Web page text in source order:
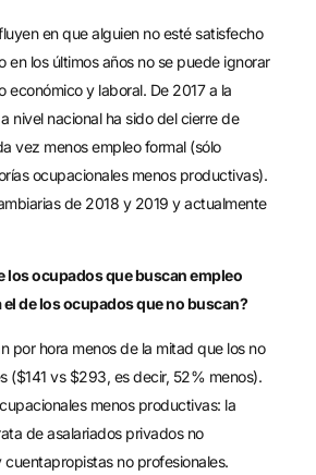
en que alguien no esté satisfecho
en los últimos años no se puede ignorar
económico y laboral. De 2017 a la
nivel nacional ha sido del cierre de
vez menos empleo formal (sólo
ocupacionales menos productivas).
de 2018 y 2019 y actualmente
los ocupados que buscan empleo
de los ocupados que no buscan?
por hora menos de la mitad que los no
($141 vs $293, es decir, 52% menos).
menos productivas: la
de asalariados privados no
cuentapropistas no profesionales.